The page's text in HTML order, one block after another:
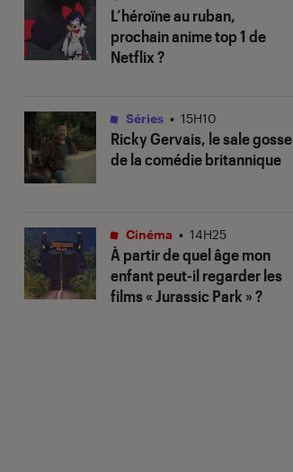
L’héroïne au ruban,
prochain anime top 1 de
Netflix ?
Ricky Gervais, le sale gosse
de la comédie britannique
Séries • 15H10
À partir de quel âge mon
enfant peut-il regarder les
films « Jurassic Park » ?
Cinéma • 14H25